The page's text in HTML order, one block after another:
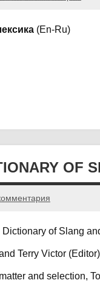
(En-Ru)
OF
of Slang
Terry Victor (Editor)
and selection,